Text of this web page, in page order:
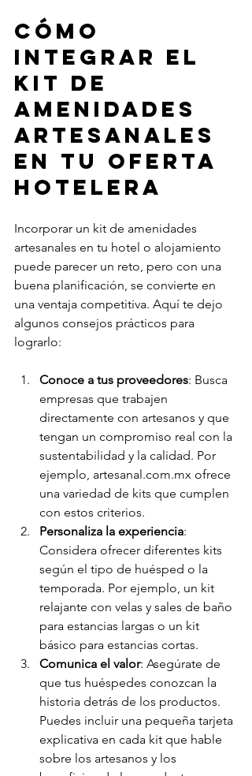
Cómo
integrar el
kit de
amenidades
artesanales
en tu oferta
hotelera
Incorporar un kit de amenidades
artesanales en tu hotel o alojamiento
puede parecer un reto, pero con una
buena planificación, se convierte en
una ventaja competitiva. Aquí te dejo
algunos consejos prácticos para
lograrlo:
Conoce a tus proveedores: Busca
empresas que trabajen
directamente con artesanos y que
tengan un compromiso real con la
sustentabilidad y la calidad. Por
ejemplo, artesanal.com.mx ofrece
una variedad de kits que cumplen
con estos criterios.
Personaliza la experiencia:
Considera ofrecer diferentes kits
según el tipo de huésped o la
temporada. Por ejemplo, un kit
relajante con velas y sales de baño
para estancias largas o un kit
básico para estancias cortas.
Comunica el valor: Asegúrate de
que tus huéspedes conozcan la
historia detrás de los productos.
Puedes incluir una pequeña tarjeta
explicativa en cada kit que hable
sobre los artesanos y los